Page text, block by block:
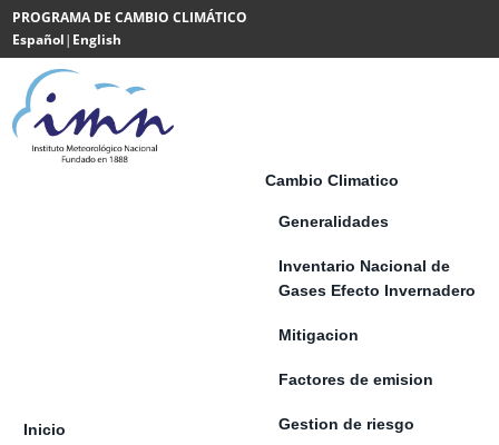
Saltar al contenido
PROGRAMA DE CAMBIO CLIMÁTICO
Español| English
Powered
by
Translate
Inicio
Cambio Climatico
Generalidades
Inventario Nacional de
Gases Efecto Invernadero
Mitigacion
Factores de emision
Gestion de riesgo